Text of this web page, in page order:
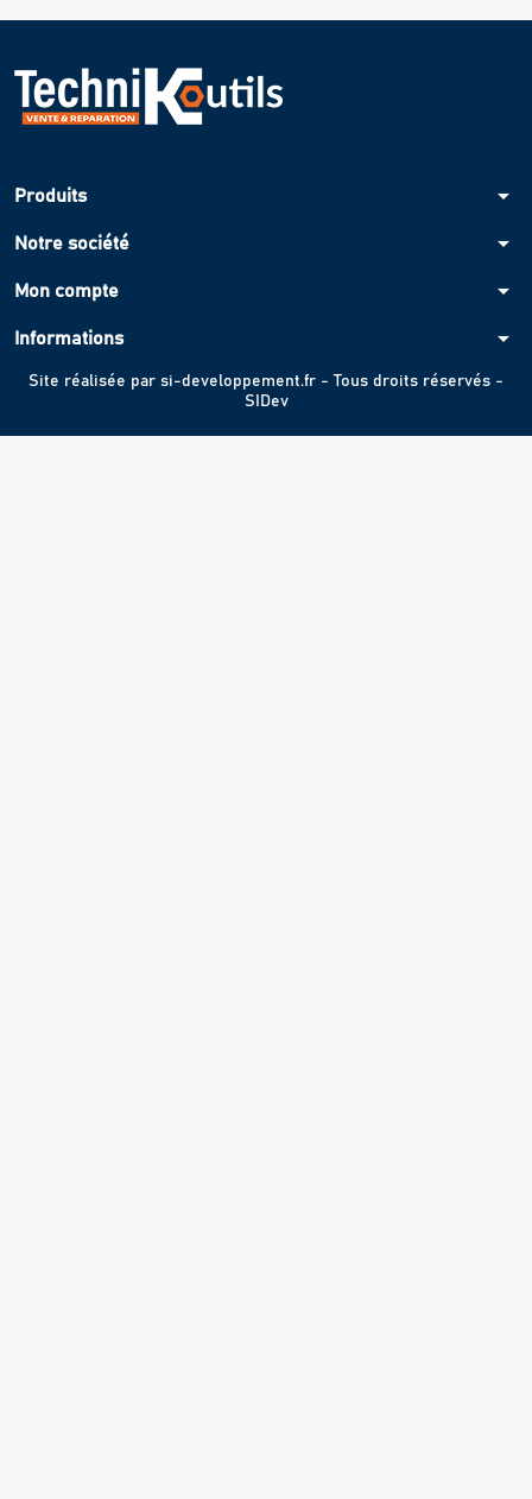
Produits arrow_drop_down
Notre société arrow_drop_down
Mon compte arrow_drop_down
Informations arrow_drop_down
Site réalisée par si-developpement.fr - Tous droits réservés -
SIDev